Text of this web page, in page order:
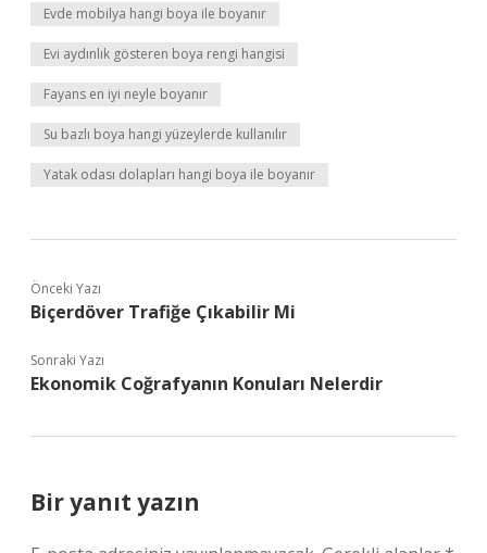
Evde mobilya hangi boya ile boyanır
Evi aydınlık gösteren boya rengi hangisi
Fayans en iyi neyle boyanır
Su bazlı boya hangi yüzeylerde kullanılır
Yatak odası dolapları hangi boya ile boyanır
Önceki Yazı
Biçerdöver Trafiğe Çıkabilir Mi
Sonraki Yazı
Ekonomik Coğrafyanın Konuları Nelerdir
Bir yanıt yazın